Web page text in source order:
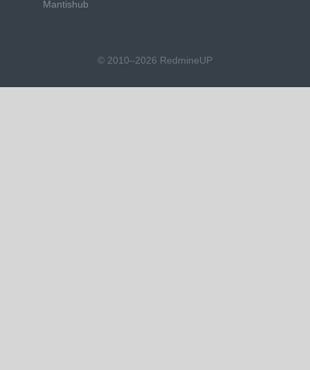
Mantishub
© 2010–2026 RedmineUP